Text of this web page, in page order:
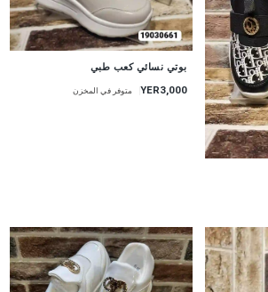
بوتي نسائي كعب طبي
YER3,000 متوفر في المخزن